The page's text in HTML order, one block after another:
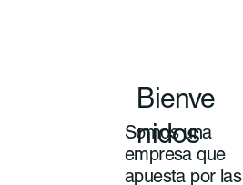
Bienve
nidos
Somos una
empresa que
apuesta por las